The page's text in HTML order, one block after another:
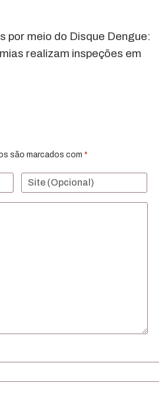
por meio do Disque Dengue:
realizam inspeções em
são marcados com *